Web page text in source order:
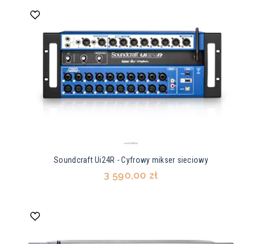
Soundcraft Ui24R - Cyfrowy mikser sieciowy
3 590,00 zł